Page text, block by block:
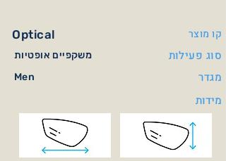
Optical קו מוצר
משקפיים אופטיות סוג פעילות
Men
מגדר
מידות